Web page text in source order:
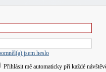
jsem heslo
Přihlásit mě automaticky při každé